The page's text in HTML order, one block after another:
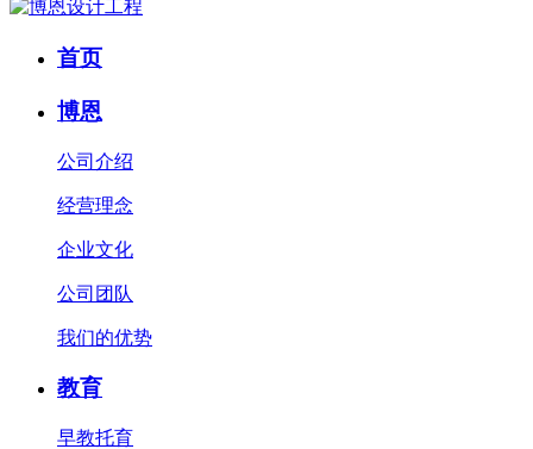
首页
博恩
公司介绍
经营理念
企业文化
公司团队
我们的优势
教育
早教托育